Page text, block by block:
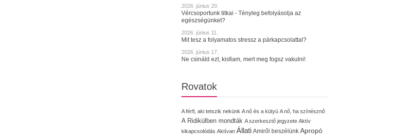
2026. június 20.
Vércsoportunk titkai - Tényleg befolyásolja az
egészségünket?
2026. június 11.
Mit tesz a folyamatos stressz a párkapcsolattal?
2026. június 17.
Ne csináld ezt, kisfiam, mert meg fogsz vakulni!
Rovatok
A férfi, aki tetszik nekünk A nő és a kütyü A nő, ha színésznő
A Ridikülben mondták A szerkesztő jegyzete Aktív
kikapcsolódás Aktívan Állati Amiről beszélünk Apropó